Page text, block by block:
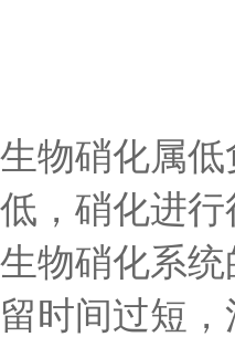
生物硝化属
低，硝化进
生物硝化系
留时间过短